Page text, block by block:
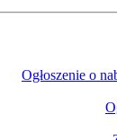
Ogłoszenie o